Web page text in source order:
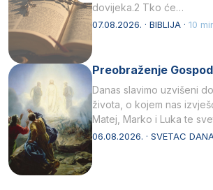
dovijeka.2 Tko će…
07.08.2026. · BIBLIJA · 10
Preobraženje
Danas slavimo uzvišeni
života, o kojem nas
Matej, Marko i Luka te
drugoj…
06.08.2026. · SVETAC DANA